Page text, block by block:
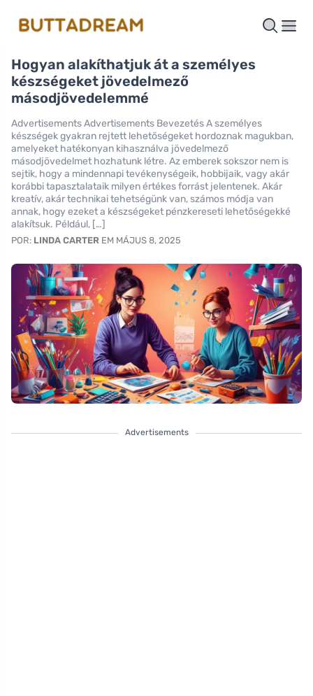
Hogyan alakíthatjuk át a személyes
készségeket jövedelmező
másodjövedelemmé
Advertisements Advertisements Bevezetés A személyes
készségek gyakran rejtett lehetőségeket hordoznak magukban,
amelyeket hatékonyan kihasználva jövedelmező
másodjövedelmet hozhatunk létre. Az emberek sokszor nem is
sejtik, hogy a mindennapi tevékenységeik, hobbijaik, vagy akár
korábbi tapasztalataik milyen értékes forrást jelentenek. Akár
kreatív, akár technikai tehetségünk van, számos módja van
annak, hogy ezeket a készségeket pénzkereseti lehetőségekké
alakítsuk. Például, […]
POR: LINDA CARTER EM MÁJUS 8, 2025
Advertisements